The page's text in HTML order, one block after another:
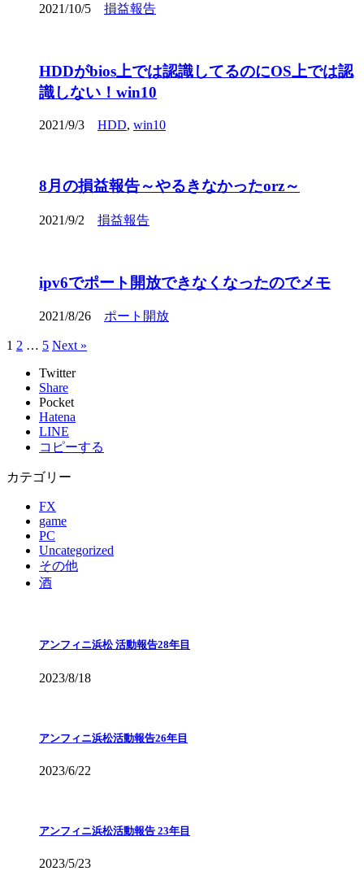
2021/10/5 損益報告
HDDがbios上では認識してるのにOS上では認
識しない！win10
2021/9/3 HDD, win10
8月の損益報告～やるきなかったorz～
2021/9/2 損益報告
ipv6でポート開放できなくなったのでメモ
2021/8/26 ポート開放
1 2 … 5 Next »
Twitter
Share
Pocket
Hatena
LINE
コピーする
カテゴリー
FX
game
PC
Uncategorized
その他
酒
アンフィニ浜松 活動報告28年目
2023/8/18
アンフィニ浜松活動報告26年目
2023/6/22
アンフィニ浜松活動報告 23年目
2023/5/23